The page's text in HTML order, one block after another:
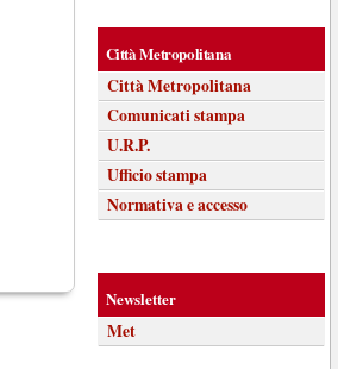
Città Metropolitana
Città Metropolitana
Comunicati stampa
U.R.P.
Ufficio stampa
Normativa e accesso
Newsletter
Met